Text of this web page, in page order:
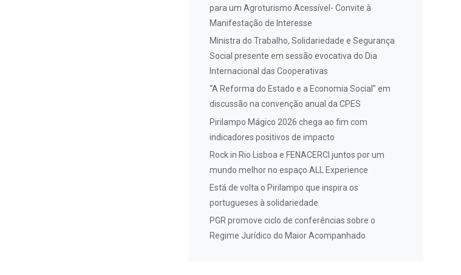
para um Agroturismo Acessível- Convite à
Manifestação de Interesse
Ministra do Trabalho, Solidariedade e Segurança
Social presente em sessão evocativa do Dia
Internacional das Cooperativas
“A Reforma do Estado e a Economia Social” em
discussão na convenção anual da CPES
Pirilampo Mágico 2026 chega ao fim com
indicadores positivos de impacto
Rock in Rio Lisboa e FENACERCI juntos por um
mundo melhor no espaço ALL Experience
Está de volta o Pirilampo que inspira os
portugueses à solidariedade
PGR promove ciclo de conferências sobre o
Regime Jurídico do Maior Acompanhado